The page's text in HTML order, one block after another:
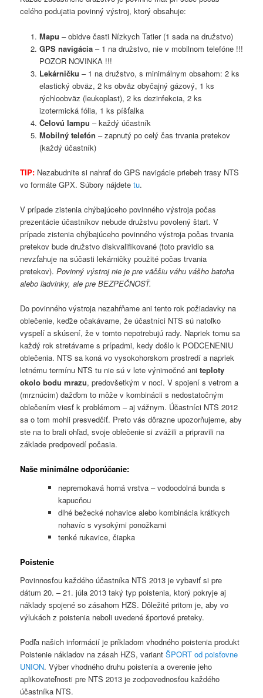
celého podujatia povinný výstroj, ktorý obsahuje:
Mapu – obidve časti Nízkych Tatier (1 sada na družstvo)
GPS navigácia– 1 na družstvo, nie v mobilnom telefóne !!!
POZOR NOVINKA !!!
Lekárničku – 1 na družstvo, s minimálnym obsahom: 2 ks
elastický obväz, 2 ks obväz obyčajný gázový, 1 ks
rýchloobväz (leukoplast), 2 ks dezinfekcia, 2 ks
izotermická fólia, 1 ks píšťalka
Čelovú lampu – každý účastník
Mobilný telefón – zapnutý po celý čas trvania pretekov
(každý účastník)
TIP: Nezabudnite si nahrať do GPS navigácie priebeh trasy NTS
vo formáte GPX. Súbory nájdetetu.
V prípade zistenia chýbajúceho povinného výstroja počas
prezentácie účastníkov nebude družstvu povolený štart. V
prípade zistenia chýbajúceho povinného výstroja počas trvania
pretekov bude družstvo diskvalifikované (toto pravidlo sa
nevzťahuje na súčasti lekárničky použité počas trvania
pretekov). Povinný výstroj nie je pre väčšiu váhu vášho batoha
alebo ľadvinky, ale pre BEZPEČNOSŤ.
Do povinného výstroja nezahŕňame ani tento rok požiadavky na
oblečenie, keďže očakávame, že účastníci NTS sú natoľko
vyspelí a skúsení, že v tomto nepotrebujú rady. Napriek tomu sa
každý rok stretávame s prípadmi, kedy došlo k PODCENENIU
oblečenia. NTS sa koná vo vysokohorskom prostredí a napriek
letnému termínu NTS tu nie sú v lete výnimočné aniteploty
okolo bodu mrazu, predovšetkým v noci. V spojení s vetrom a
(mrznúcim) dažďom to môže v kombinácii s nedostatočným
oblečením viesť k problémom – aj vážnym. Účastníci NTS 2012
sa o tom mohli presvedčiť. Preto vás dôrazne upozorňujeme, aby
ste na to brali ohľad, svoje oblečenie si zvážili a pripravili na
základe predpovedí počasia.
Naše minimálne odporúčanie:
nepremokavá horná vrstva – vodoodolná bunda s
kapucňou
dlhé bežecké nohavice alebo kombinácia krátkych
nohavíc s vysokými ponožkami
tenké rukavice, čiapka
Poistenie
Povinnosťou každého účastníka NTS 2013 je vybaviť si pre
dátum 20. – 21. júla 2013 taký typ poistenia, ktorý pokryje aj
náklady spojené so zásahom HZS. Dôležité pritom je, aby vo
výlukách z poistenia neboli uvedené športové preteky.
Podľa našich informácií je príkladom vhodného poistenia produkt
Poistenie nákladov na zásah HZS, variantŠPORT od poisťovne
UNION. Výber vhodného druhu poistenia a overenie jeho
aplikovateľnosti pre NTS 2013 je zodpovednosťou každého
účastníka NTS.